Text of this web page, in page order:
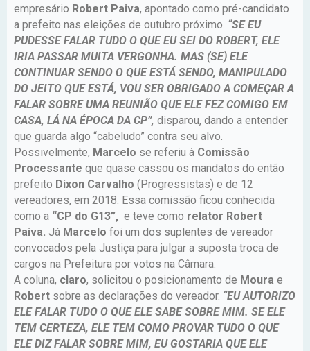
empresário Robert Paiva, apontado como pré-candidato
a prefeito nas eleições de outubro próximo. “SE EU
PUDESSE FALAR TUDO O QUE EU SEI DO ROBERT, ELE
IRIA PASSAR MUITA VERGONHA. MAS (SE) ELE
CONTINUAR SENDO O QUE ESTÁ SENDO, MANIPULADO
DO JEITO QUE ESTÁ, VOU SER OBRIGADO A COMEÇAR A
FALAR SOBRE UMA REUNIÃO QUE ELE FEZ COMIGO EM
CASA, LÁ NA ÉPOCA DA CP”, disparou, dando a entender
que guarda algo “cabeludo” contra seu alvo.
Possivelmente, Marcelo se referiu à Comissão
Processante que quase cassou os mandatos do então
prefeito Dixon Carvalho (Progressistas) e de 12
vereadores, em 2018. Essa comissão ficou conhecida
como a “CP do G13”, e teve como relator Robert
Paiva. Já Marcelo foi um dos suplentes de vereador
convocados pela Justiça para julgar a suposta troca de
cargos na Prefeitura por votos na Câmara.
A coluna, claro, solicitou o posicionamento de Moura e
Robert sobre as declarações do vereador. “EU AUTORIZO
ELE FALAR TUDO O QUE ELE SABE SOBRE MIM. SE ELE
TEM CERTEZA, ELE TEM COMO PROVAR TUDO O QUE
ELE DIZ FALAR SOBRE MIM, EU GOSTARIA QUE ELE